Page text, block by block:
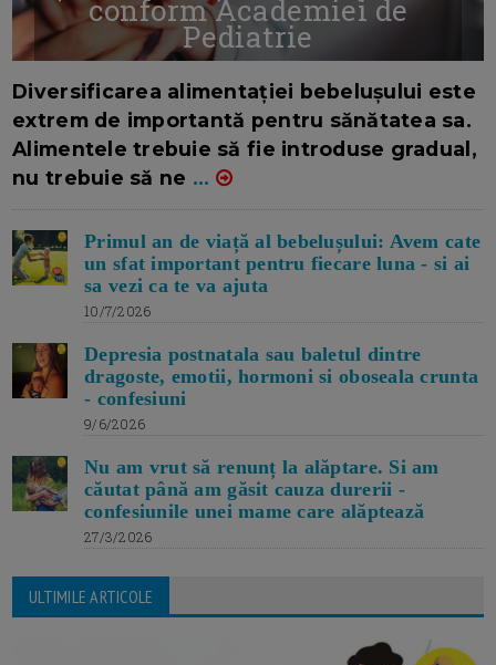
conform Academiei de
Pediatrie
Diversificarea alimentației bebelușului este
extrem de importantă pentru sănătatea sa.
Alimentele trebuie să fie introduse gradual,
nu trebuie să ne ...
Primul an de viață al bebelușului: Avem cate
un sfat important pentru fiecare luna - si ai
sa vezi ca te va ajuta
10/7/2026
Depresia postnatala sau baletul dintre
dragoste, emotii, hormoni si oboseala crunta
- confesiuni
9/6/2026
Nu am vrut să renunț la alăptare. Si am
căutat până am găsit cauza durerii -
confesiunile unei mame care alăptează
27/3/2026
ULTIMILE ARTICOLE